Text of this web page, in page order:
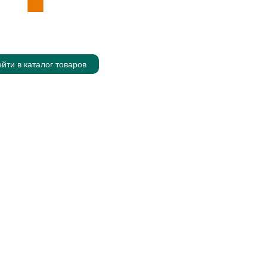
в каталог товаров